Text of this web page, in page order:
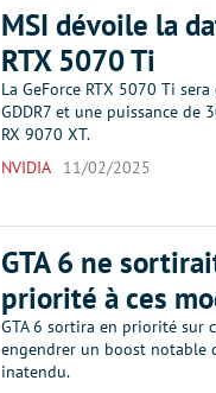
MSI dévoile la
RTX 5070 Ti
La GeForce RTX 5070 Ti
GDDR7 et une puissance de
RX 9070 XT.
NVIDIA
11/02/2025
GTA 6 ne
priorité à ces
GTA 6 sortira en priorité sur
engendrer un boost notable
inatendu.